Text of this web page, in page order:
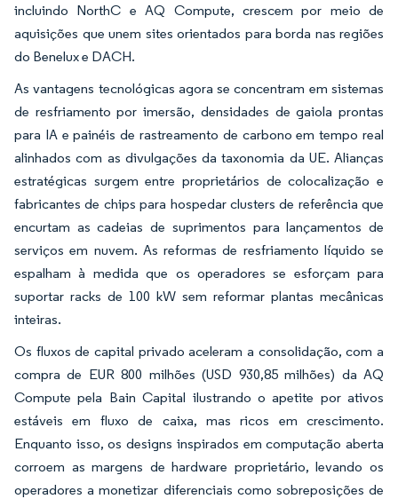
incluindo NorthC e AQ Compute, crescem por meio de
aquisições que unem sites orientados para borda nas regiões
do Benelux e DACH.
As vantagens tecnológicas agora se concentram em sistemas
de resfriamento por imersão, densidades de gaiola prontas
para IA e painéis de rastreamento de carbono em tempo real
alinhados com as divulgações da taxonomia da UE. Alianças
estratégicas surgem entre proprietários de colocalização e
fabricantes de chips para hospedar clusters de referência que
encurtam as cadeias de suprimentos para lançamentos de
serviços em nuvem. As reformas de resfriamento líquido se
espalham à medida que os operadores se esforçam para
suportar racks de 100 kW sem reformar plantas mecânicas
inteiras.
Os fluxos de capital privado aceleram a consolidação, com a
compra de EUR 800 milhões (USD 930,85 milhões) da AQ
Compute pela Bain Capital ilustrando o apetite por ativos
estáveis em fluxo de caixa, mas ricos em crescimento.
Enquanto isso, os designs inspirados em computação aberta
corroem as margens de hardware proprietário, levando os
operadores a monetizar diferenciais como sobreposições de